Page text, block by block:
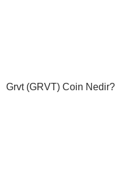
Grvt (GRVT) Coin Nedir?